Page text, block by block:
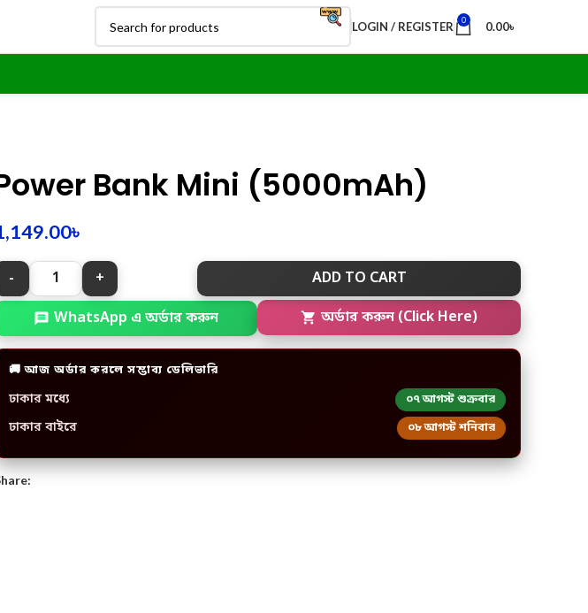
LOGIN / REGISTER 0 0.00৳
Bank Mini (5000mAh)
৳
ADD TO CART
WhatsApp এ অর্ডার করুন অর্ডার করুন (Click Here)
🚚 আজ অর্ডার করলে সম্ভাব্য ডেলিভারি
ঢাকার মধ্যে ০৭ আগস্ট শুক্রবার
ঢাকার বাইরে ০৮ আগস্ট শনিবার